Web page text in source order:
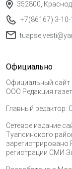
352800,
+7(86167) 3-10-
Официально
Официальный сайт
ООО Редакция
Главный редактор:
Сетевое издание
Туапсинского
зарегистрировано
регистрации СМИ